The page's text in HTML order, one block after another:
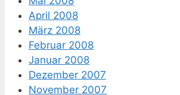
April 2008
März 2008
Februar 2008
Januar 2008
Dezember 2007
November 2007